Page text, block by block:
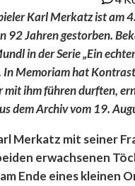
Karl Merkatz ist am
92 Jahren gestorben.
in der Serie „Ein
In Memoriam hat
mit ihm führen durften,
dem Archiv vom 19.
Merkatz mit seiner
erwachsenen
Ende eines kleinen